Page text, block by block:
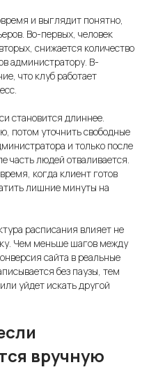
и выглядит понятно,
Во-первых, человек
снижается количество
администратору. В-
что клуб работает
становится длиннее.
потом уточнить свободные
и только после
часть людей отваливается.
когда клиент готов
лишние минуты на
расписания влияет не
Чем меньше шагов между
сайта в реальные
без паузы, тем
уйдет искать другой
вручную